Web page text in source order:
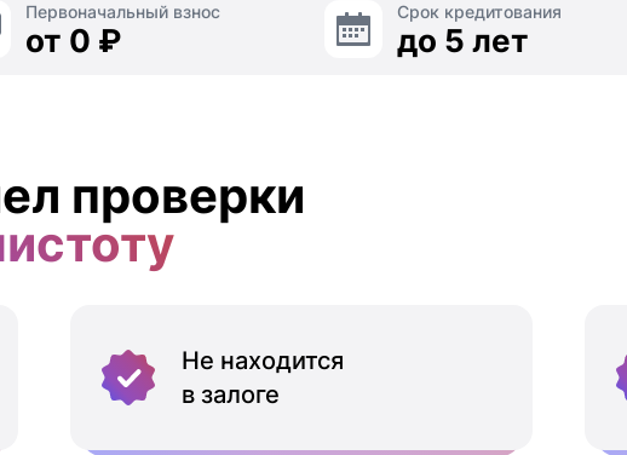
Первоначальный взнос
от 0 ₽
Срок кредитования
до 5 лет
проверки
Не находится
в залоге